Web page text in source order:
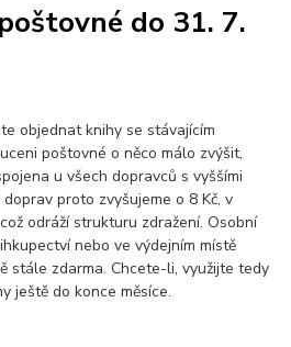
do 31. 7.
objednat knihy se stávajícím
poštovné o něco málo zvýšit,
u všech dopravců s vyššími
proto zvyšujeme o 8 Kč, v
odráží strukturu zdražení. Osobní
nebo ve výdejním místě
stále zdarma. Chcete-li, využijte tedy
ještě do konce měsíce.